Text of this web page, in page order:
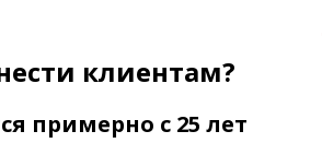
клиентам?
примерно с 25 лет